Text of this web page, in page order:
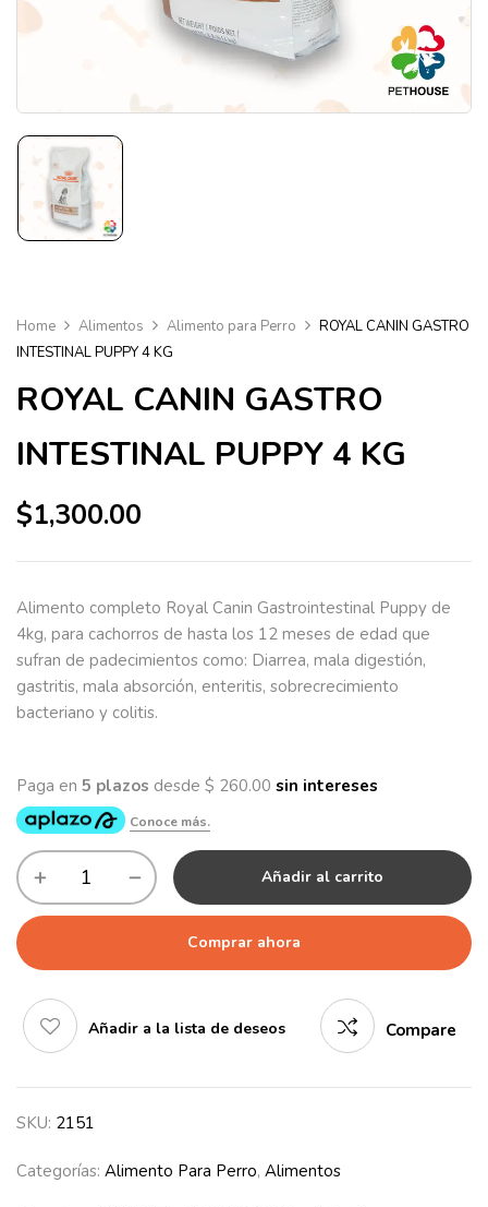
Home Alimentos Alimento para Perro
ROYAL CANIN GASTRO
INTESTINAL PUPPY 4 KG
ROYAL CANIN GASTRO
INTESTINAL PUPPY 4 KG
$1,300.00
Alimento completo Royal Canin Gastrointestinal Puppy de
4kg, para cachorros de hasta los 12 meses de edad que
sufran de padecimientos como: Diarrea, mala digestión,
gastritis, mala absorción, enteritis, sobrecrecimiento
bacteriano y colitis.
Añadir al carrito
Comprar ahora
Añadir a la lista de deseos Compare
SKU: 2151
Categorías: Alimento Para Perro, Alimentos